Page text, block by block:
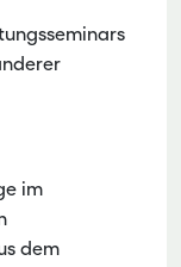
im
dem